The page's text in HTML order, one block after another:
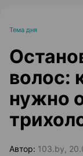
Тема дня
волос:
нужно
Автор: 103.by,